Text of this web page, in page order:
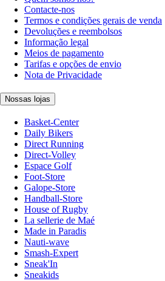
Contacte-nos
Termos e condições gerais de venda
Devoluções e reembolsos
Informação legal
Meios de pagamento
Tarifas e opções de envio
Nota de Privacidade
Nossas lojas
Basket-Center
Daily Bikers
Direct Running
Direct-Volley
Espace Golf
Foot-Store
Galope-Store
Handball-Store
House of Rugby
La sellerie de Maé
Made in Paradis
Nauti-wave
Smash-Expert
Sneak'In
Sneakids